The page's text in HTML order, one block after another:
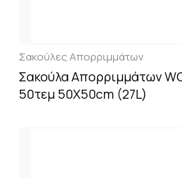
Σακούλες Απορριμμάτων
Σακούλα Απορριμμάτων
50τεμ 50X50cm (27L)